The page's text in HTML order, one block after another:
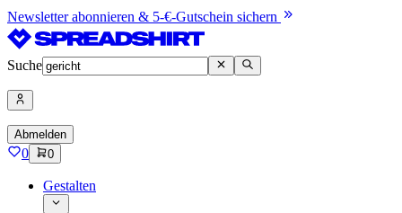
Newsletter abonnieren & 5-€-Gutschein sichern
Suche
Abmelden
0 0
Gestalten